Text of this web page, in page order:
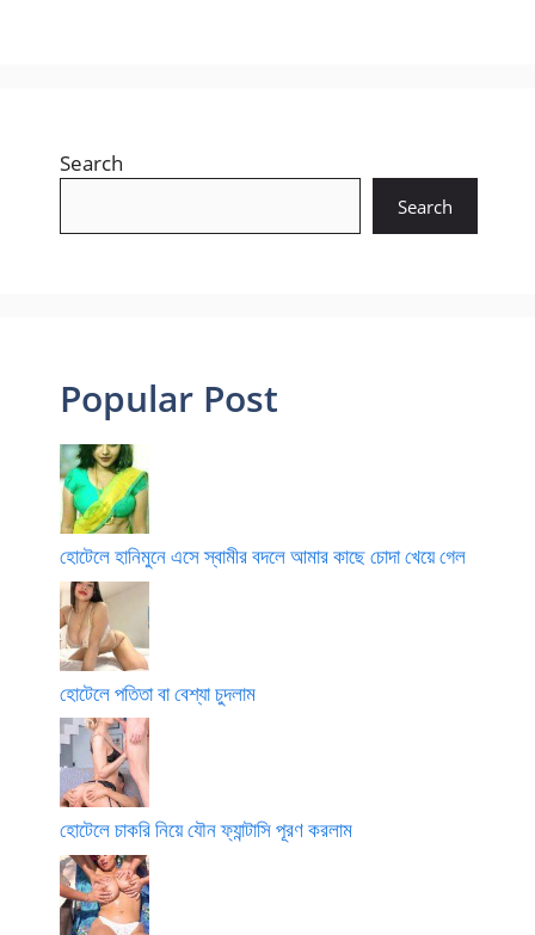
Search
Search
Popular Post
হোটেলে হানিমুনে এসে স্বামীর বদলে আমার কাছে চোদা খেয়ে গেল
হোটেলে পতিতা বা বেশ্যা চুদলাম
হোটেলে চাকরি নিয়ে যৌন ফ্যান্টাসি পূরণ করলাম